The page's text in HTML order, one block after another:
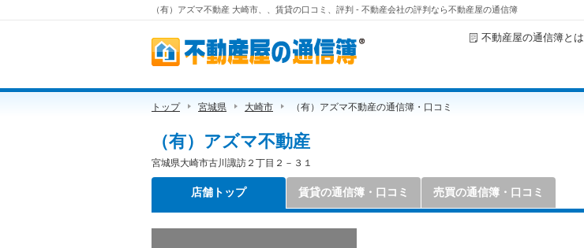
（有）アズマ不動産 大崎市、、賃貸の口コミ、評判 - 不動産会社の評判なら不動産屋の通信簿
不動産屋の通信簿とは
トップ 宮城県 大崎市 （有）アズマ不動産の通信簿・口コミ
（有）アズマ不動産
宮城県大崎市古川諏訪２丁目２－３１
店舗トップ 賃貸の通信簿・口コミ 売買の通信簿・口コミ